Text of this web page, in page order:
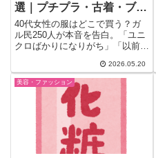
選｜プチプラ・古着・ブラ
ンド派の声まとめ
40代女性の服はどこで買う？ガ
ル民250人が本音を告白。「ユニ
クロばかりになりがち」「以前の
ラフォーあるあるから、
and.ST・Coca・しまむら・オン
ワードなど人気ブランド30選
と、体型カバーのコツ・古着節約
術まで一気にまとめました。
2026.05.20
美容・ファッション